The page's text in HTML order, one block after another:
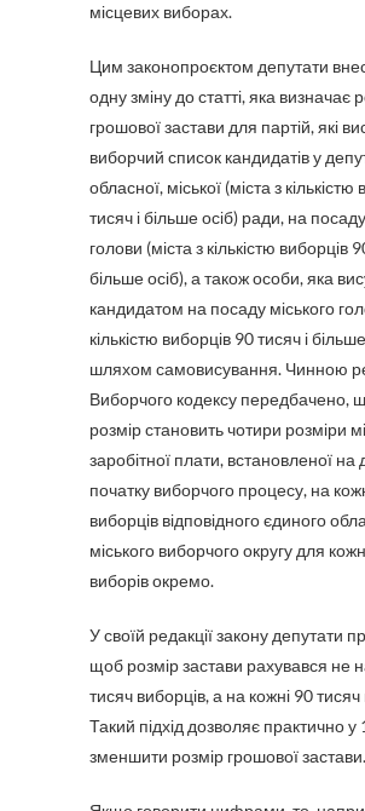
місцевих виборах.
Цим законопроєктом депутати
одну зміну до статті, яка визначає
грошової застави для партій, які
виборчий список кандидатів у
обласної, міської (міста з кількістю
тисяч і більше осіб) ради, на
голови (міста з кількістю виборців
більше осіб), а також особи, яка
кандидатом на посаду міського
кількістю виборців 90 тисяч і
шляхом самовисування. Чинною
Виборчого кодексу передбачено,
розмір становить чотири розміри
заробітної плати, встановленої на
початку виборчого процесу, на
виборців відповідного єдиного
міського виборчого округу для
виборів окремо.
У своїй редакції закону депутати
щоб розмір застави рахувався не
тисяч виборців, а на кожні 90 тисяч
Такий підхід дозволяє практично у
зменшити розмір грошової застави.